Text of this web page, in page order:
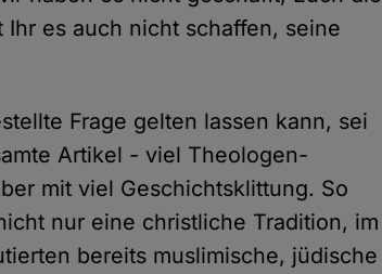
es auch nicht schaffen, seine
Frage gelten lassen kann, sei
Artikel - viel Theologen-
mit viel Geschichtsklittung. So
nur eine christliche Tradition, im
bereits muslimische, jüdische